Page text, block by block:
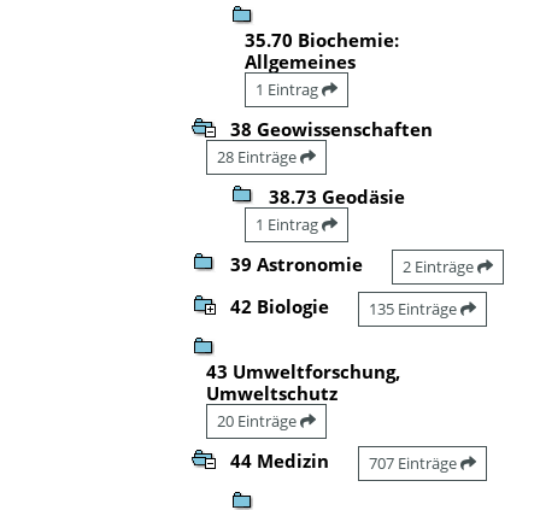
35.70 Biochemie:
Allgemeines
1 Eintrag
38 Geowissenschaften
28 Einträge
38.73 Geodäsie
1 Eintrag
39 Astronomie 2 Einträge
42 Biologie 135 Einträge
43 Umweltforschung,
Umweltschutz
20 Einträge
44 Medizin 707 Einträge